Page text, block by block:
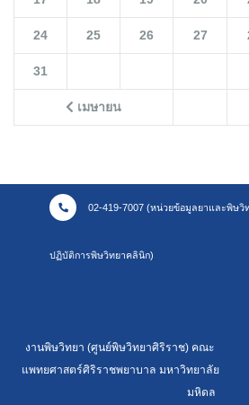
เมษายน
24 25 26 27
31
02-419-7007 (หน่วยข้อมูลยาและพิษวิ
ปฏิบัติการพิษวิทยาคลินิก)
งานพิษวิทยา (ศูนย์พิษวิทยาศิริราช) คณะ
แพทยศาสตร์ศิริราชพยาบาล มหาวิทยาลัย
มหิดล